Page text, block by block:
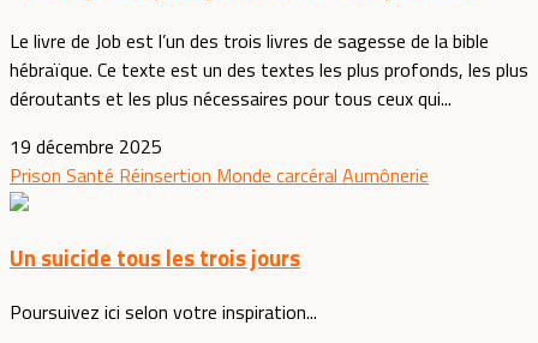
Le livre de Job est l’un des trois livres de sagesse de la bible
hébraïque. Ce texte est un des textes les plus profonds, les plus
déroutants et les plus nécessaires pour tous ceux qui...
19 décembre 2025
Prison Santé Réinsertion Monde carcéral Aumônerie
Un suicide tous les trois jours
Poursuivez ici selon votre inspiration...